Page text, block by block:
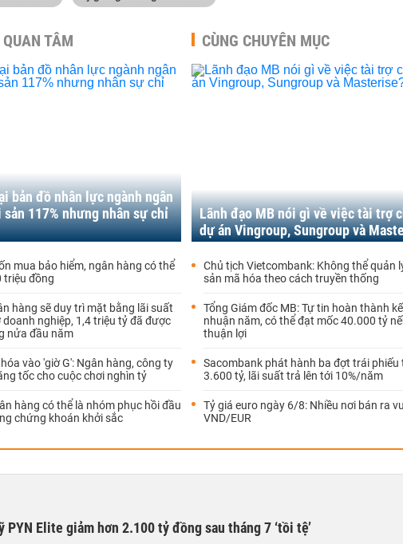
TÂM
bản đồ nhân lực ngành ngân
sản 117% nhưng nhân sự chỉ
mua bảo hiểm, ngân hàng có thể
triệu đồng
hàng sẽ duy trì mặt bằng lãi suất
doanh nghiệp, 1,4 triệu tỷ đã được
nửa đầu năm
vào 'giờ G': Ngân hàng, công ty
tốc cho cuộc chơi nghìn tỷ
hàng có thể là nhóm phục hồi đầu
chứng khoán khởi sắc
CÙNG CHUYÊN MỤC
Lãnh đạo MB nói gì về việc tài trợ
dự án Vingroup, Sungroup và
Chủ tịch Vietcombank: Không thể quản
sản mã hóa theo cách truyền thống
Tổng Giám đốc MB: Tự tin hoàn thành
nhuận năm, có thể đạt mốc 40.000 tỷ
thuận lợi
Sacombank phát hành ba đợt trái phiếu
3.600 tỷ, lãi suất trả lên tới 10%/năm
Tỷ giá euro ngày 6/8: Nhiều nơi bán ra
VND/EUR
PYN Elite giảm hơn 2.100 tỷ đồng sau tháng 7 ‘tồi tệ’